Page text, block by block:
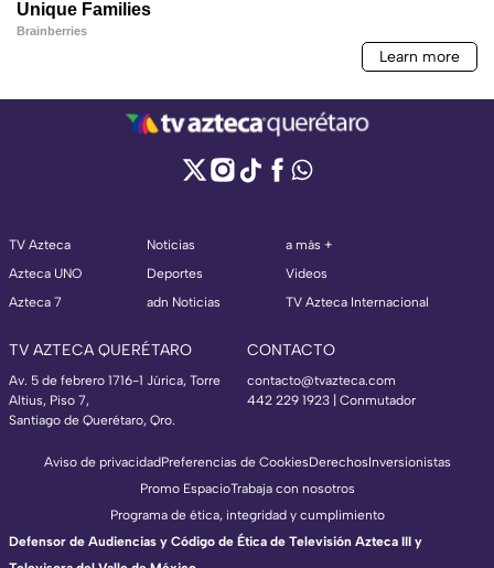
TV Azteca
Azteca UNO
Azteca 7
Noticias
Deportes
adn Noticias
a más +
Videos
TV Azteca Internacional
TV AZTECA QUERÉTARO
Av. 5 de febrero 1716-1 Júrica, Torre
Altius, Piso 7,
Santiago de Querétaro, Qro.
CONTACTO
contacto@tvazteca.com
442 229 1923 | Conmutador
Aviso de privacidadPreferencias de CookiesDerechosInversionistas
Promo EspacioTrabaja con nosotros
Programa de ética, integridad y cumplimiento
Defensor de Audiencias y Código de Ética de Televisión Azteca III y